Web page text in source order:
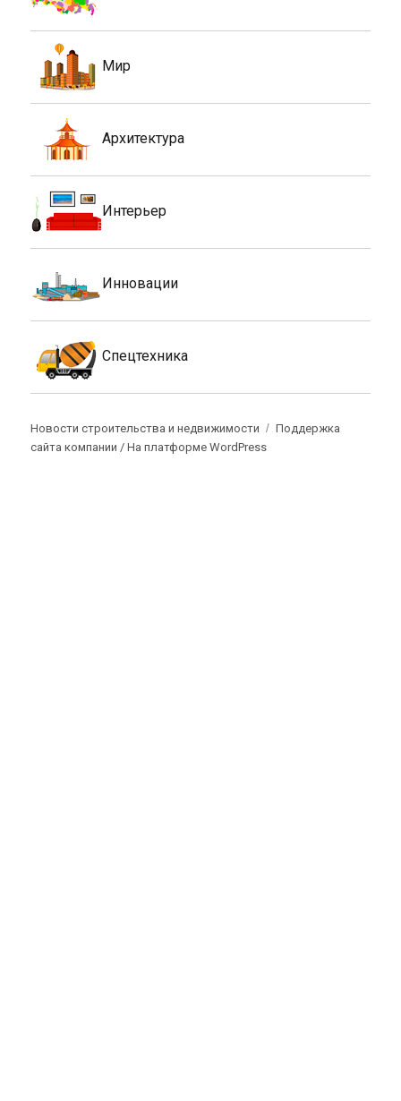
Мир
Архитектура
Интерьер
Инновации
Спецтехника
Новости строительства и недвижимости
Поддержка
сайта компании /На платформе WordPress